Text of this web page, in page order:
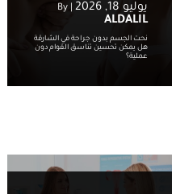
يوليو 18, 2026 By
ALDALIL
نحت الجسم بدون جراحة في الشارقة
هل يمكن تحسين تناسق القوام دون
عملية؟